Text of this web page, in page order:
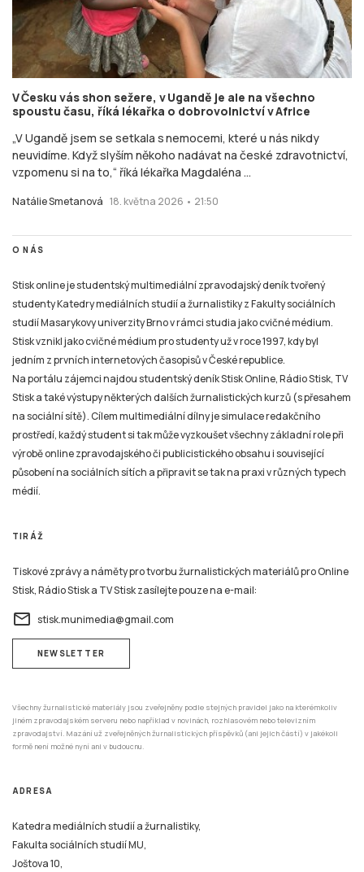
V Česku vás shon sežere, v Ugandě je ale na všechno
spoustu času, říká lékařka o dobrovolnictví v Africe
„V Ugandě jsem se setkala s nemocemi, které u nás nikdy
neuvidíme. Když slyším někoho nadávat na české zdravotnictví,
vzpomenu si na to,“ říká lékařka Magdaléna ...
Natálie Smetanová 18. května 2026 • 21:50
O NÁS
Stisk online je studentský multimediální zpravodajský deník tvořený
studenty Katedry mediálních studií a žurnalistiky z Fakulty sociálních
studií Masarykovy univerzity Brno v rámci studia jako cvičné médium.
Stisk vznikl jako cvičné médium pro studenty už v roce 1997, kdy byl
jedním z prvních internetových časopisů v České republice.
Na portálu zájemci najdou studentský deník Stisk Online, Rádio Stisk, TV
Stisk a také výstupy některých dalších žurnalistických kurzů (s přesahem
na sociální sítě). Cílem multimediální dílny je simulace redakčního
prostředí, každý student si tak může vyzkoušet všechny základní role při
výrobě online zpravodajského či publicistického obsahu i související
působení na sociálních sítích a připravit se tak na praxi v různých typech
médií.
TIRÁŽ
Tiskové zprávy a náměty pro tvorbu žurnalistických materiálů pro Online
Stisk, Rádio Stisk a TV Stisk zasílejte pouze na e-mail:
email stisk.munimedia@gmail.com
NEWSLETTER
Všechny žurnalistické materiály jsou zveřejněny podle stejných pravidel jako na kterémkoliv
jiném zpravodajském serveru nebo například v novinách, rozhlasovém nebo televizním
zpravodajství. Mazání už zveřejněných žurnalistických příspěvků (ani jejich částí) v jakékoli
formě není možné nyní ani v budoucnu.
ADRESA
Katedra mediálních studií a žurnalistiky,
Fakulta sociálních studií MU,
Joštova 10,